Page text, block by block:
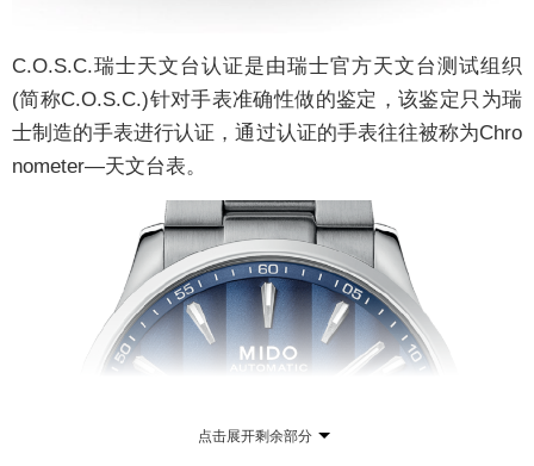
C.O.S.C.瑞士天文台认证是由瑞士官方天文台测试组织
(简称C.O.S.C.)针对手表准确性做的鉴定，该鉴定只为瑞
士制造的手表进行认证，通过认证的手表往往被称为Chro
nometer—天文台表。
点击展开剩余部分